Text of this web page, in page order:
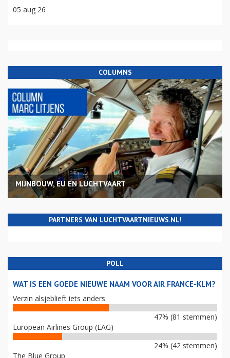
05 aug 26
COLUMNS
MIJNBOUW, EU EN LUCHTVAART
PARTNERS VAN LUCHTVAARTNIEUWS.NL!
POLL
WAT IS EEN GOEDE NIEUWE NAAM VOOR AIR FRANCE-KLM?
Verzin alsjeblieft iets anders
47% (81 stemmen)
European Airlines Group (EAG)
24% (42 stemmen)
The Blue Group